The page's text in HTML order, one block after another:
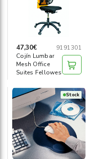
47,30€
9191301
Cojín Lumbar
Mesh Office
Suites Fellowes
Stock